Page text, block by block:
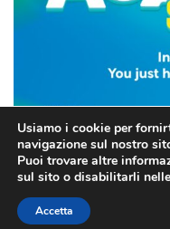
Usiamo i cookie per
navigazione sul nostro
Puoi trovare altre
sul sito o disabilitarli nelle
Accetta